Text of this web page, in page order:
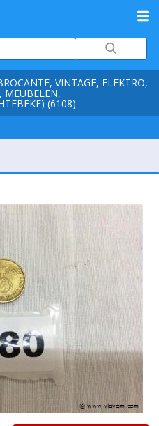
VINTAGE, ELEKTRO,
MEUBELEN,
(6108)